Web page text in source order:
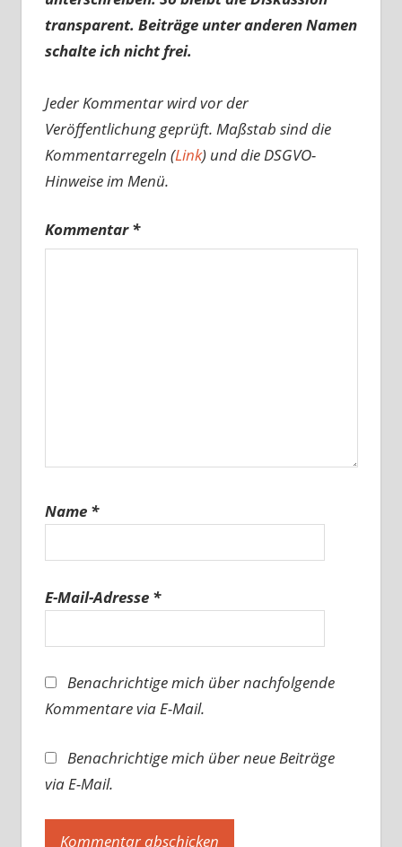
transparent. Beiträge unter anderen Namen
schalte ich nicht frei.
Jeder Kommentar wird vor der
Veröffentlichung geprüft. Maßstab sind die
Kommentarregeln (Link) und die DSGVO-
Hinweise im Menü.
Kommentar*
Name *
E-Mail-Adresse *
Benachrichtige mich über nachfolgende
Kommentare via E-Mail.
Benachrichtige mich über neue Beiträge
via E-Mail.